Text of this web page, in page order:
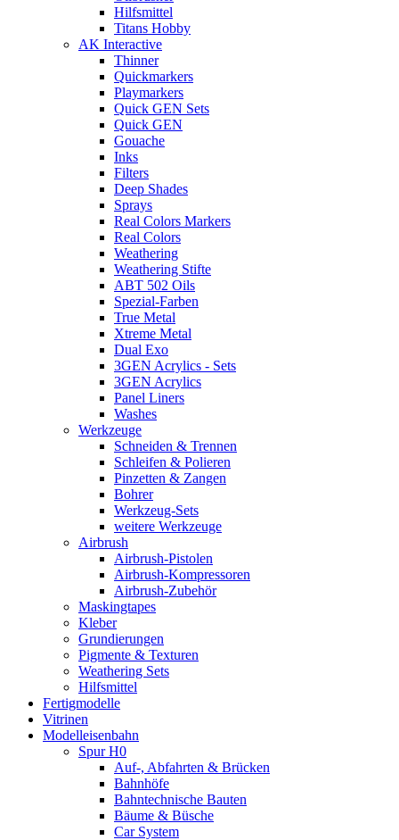
Hilfsmittel
Titans Hobby
AK Interactive
Thinner
Quickmarkers
Playmarkers
Quick GEN Sets
Quick GEN
Gouache
Inks
Filters
Deep Shades
Sprays
Real Colors Markers
Real Colors
Weathering
Weathering Stifte
ABT 502 Oils
Spezial-Farben
True Metal
Xtreme Metal
Dual Exo
3GEN Acrylics - Sets
3GEN Acrylics
Panel Liners
Washes
Werkzeuge
Schneiden & Trennen
Schleifen & Polieren
Pinzetten & Zangen
Bohrer
Werkzeug-Sets
weitere Werkzeuge
Airbrush
Airbrush-Pistolen
Airbrush-Kompressoren
Airbrush-Zubehör
Maskingtapes
Kleber
Grundierungen
Pigmente & Texturen
Weathering Sets
Hilfsmittel
Fertigmodelle
Vitrinen
Modelleisenbahn
Spur H0
Auf-, Abfahrten & Brücken
Bahnhöfe
Bahntechnische Bauten
Bäume & Büsche
Car System